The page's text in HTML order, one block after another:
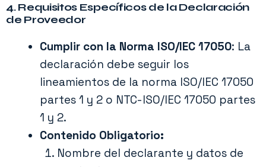
4. Requisitos Específicos de la Declaración
de Proveedor
Cumplir con la Norma ISO/IEC 17050: La
declaración debe seguir los
lineamientos de la norma ISO/IEC 17050
partes 1 y 2 o NTC-ISO/IEC 17050 partes
1 y 2.
Contenido Obligatorio:
Nombre del declarante y datos de